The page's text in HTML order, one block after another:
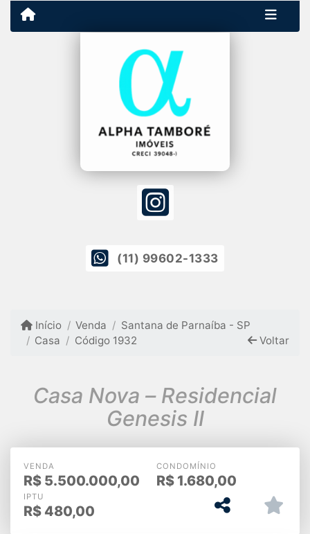
(11) 99602-1333
Início Venda
Santana de Parnaíba - SP
Casa
Código 1932 Voltar
Casa Nova – Residencial
Genesis II
VENDA
R$ 5.500.000,00
CONDOMÍNIO
R$ 1.680,00
IPTU
R$ 480,00